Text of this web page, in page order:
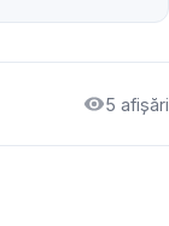
5 afișări